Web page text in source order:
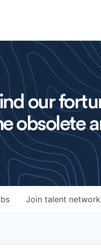
our
obsolete
Join talent network